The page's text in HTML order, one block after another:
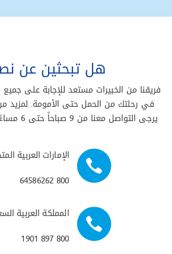
هل تبحثين عن
فريقنا من الخبيرات مستعد للإجابة على
في رحلتك من الحمل حتى الأمومة. لمزيد
يرجى التواصل معنا من 9 صباحاً حتى 6 مساءً من الأحد إلى الجمعة.
الإمارات العربية
800 64586262
المملكة العربية
800 897 1901